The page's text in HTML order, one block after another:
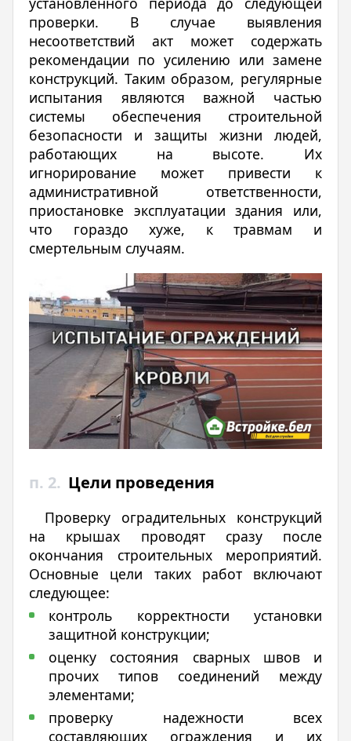
проверки. В случае выявления
несоответствий акт может содержать
рекомендации по усилению или замене
конструкций. Таким образом, регулярные
испытания являются важной частью
системы обеспечения строительной
безопасности и защиты жизни людей,
работающих на высоте. Их
игнорирование может привести к
административной ответственности,
приостановке эксплуатации здания или,
что гораздо хуже, к травмам и
смертельным случаям.
п. 2. Цели проведения
Проверку оградительных конструкций
на крышах проводят сразу после
окончания строительных мероприятий.
Основные цели таких работ включают
следующее:
контроль корректности установки
защитной конструкции;
оценку состояния сварных швов и
прочих типов соединений между
элементами;
проверку надежности всех
составляющих ограждения и их